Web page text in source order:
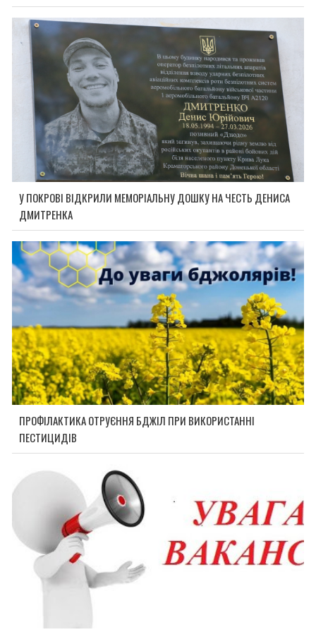
У ПОКРОВІ ВІДКРИЛИ МЕМОРІАЛЬНУ ДОШКУ НА ЧЕСТЬ ДЕНИСА
ДМИТРЕНКА
ПРОФІЛАКТИКА ОТРУЄННЯ БДЖІЛ ПРИ ВИКОРИСТАННІ
ПЕСТИЦИДІВ